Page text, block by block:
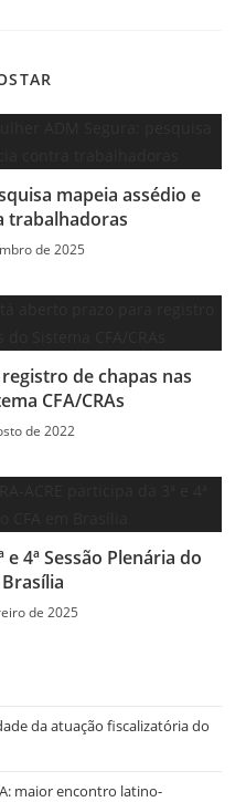
ri
e
dl
y
mapeia assédio e
trabalhadoras
de 2025
de chapas nas
CFA/CRAs
de 2022
e 4ª Sessão Plenária do
de 2025
da atuação fiscalizatória do
maior encontro latino-